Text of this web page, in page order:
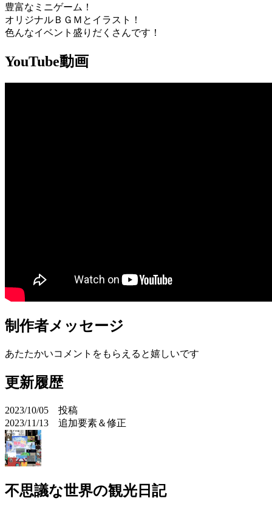
豊富なミニゲーム！
オリジナルＢＧＭとイラスト！
色んなイベント盛りだくさんです！
YouTube動画
制作者メッセージ
あたたかいコメントをもらえると嬉しいです
更新履歴
2023/10/05 投稿
2023/11/13 追加要素＆修正
不思議な世界の観光日記